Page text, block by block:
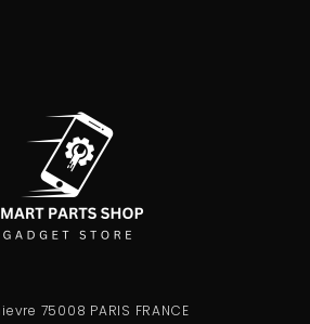
75008 PARIS FRANCE